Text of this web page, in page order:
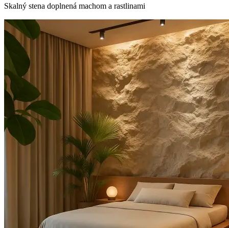
Skalný stena doplnená machom a rastlinami